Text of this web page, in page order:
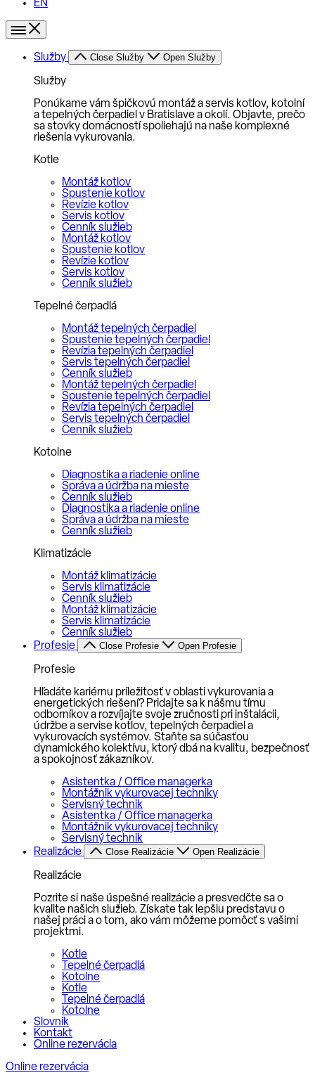
EN
Služby Close Služby Open Služby
Služby
Ponúkame vám špičkovú montáž a servis kotlov, kotolní
a tepelných čerpadiel v Bratislave a okolí. Objavte, prečo
sa stovky domácností spoliehajú na naše komplexné
riešenia vykurovania.
Kotle
Montáž kotlov
Spustenie kotlov
Revízie kotlov
Servis kotlov
Cenník služieb
Montáž kotlov
Spustenie kotlov
Revízie kotlov
Servis kotlov
Cenník služieb
Tepelné čerpadlá
Montáž tepelných čerpadiel
Spustenie tepelných čerpadiel
Revízia tepelných čerpadiel
Servis tepelných čerpadiel
Cenník služieb
Montáž tepelných čerpadiel
Spustenie tepelných čerpadiel
Revízia tepelných čerpadiel
Servis tepelných čerpadiel
Cenník služieb
Kotolne
Diagnostika a riadenie online
Správa a údržba na mieste
Cenník služieb
Diagnostika a riadenie online
Správa a údržba na mieste
Cenník služieb
Klimatizácie
Montáž klimatizácie
Servis klimatizácie
Cenník služieb
Montáž klimatizácie
Servis klimatizácie
Cenník služieb
Profesie
Close Profesie Open Profesie
Profesie
Hľadáte kariérnu príležitosť v oblasti vykurovania a
energetických riešení? Pridajte sa k nášmu tímu
odborníkov a rozvíjajte svoje zručnosti pri inštalácii,
údržbe a servise kotlov, tepelných čerpadiel a
vykurovacích systémov. Staňte sa súčasťou
dynamického kolektívu, ktorý dbá na kvalitu, bezpečnosť
a spokojnosť zákazníkov.
Asistentka / Office managerka
Montážnik vykurovacej techniky
Servisný technik
Asistentka / Office managerka
Montážnik vykurovacej techniky
Servisný technik
Realizácie
Close Realizácie Open Realizácie
Realizácie
Pozrite si naše úspešné realizácie a presvedčte sa o
kvalite našich služieb. Získate tak lepšiu predstavu o
našej práci a o tom, ako vám môžeme pomôcť s vašimi
projektmi.
Kotle
Tepelné čerpadlá
Kotolne
Kotle
Tepelné čerpadlá
Kotolne
Slovník
Kontakt
Online rezervácia
Online rezervácia